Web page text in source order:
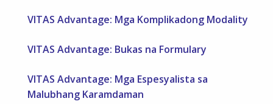
VITAS Advantage: Mga Komplikadong Modality
VITAS Advantage: Bukas na Formulary
VITAS Advantage: Mga Espesyalista sa
Malubhang Karamdaman